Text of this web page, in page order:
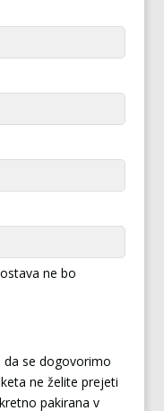
ne bo
da se dogovorimo
ne želite prejeti
pakirana v